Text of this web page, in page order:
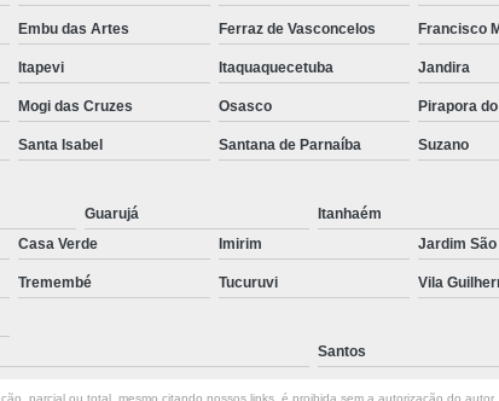
Preenchimento
Preenchimento
Preenchimento
Tratamento de
Tratamento para a
Tratamento para
Embu das Artes Ferraz de Vasconcelos Francisco
Itapevi Itaquaquecetuba Jandira
Mogi das Cruzes Osasco Pirapora
Santa Isabel Santana de Parnaíba Suzano
Guarujá Itanhaém
Casa Verde Imirim Jardim São
Tremembé Tucuruvi Vila
Santos
parcial ou total, mesmo citando nossos links, é proibida sem a autorização do